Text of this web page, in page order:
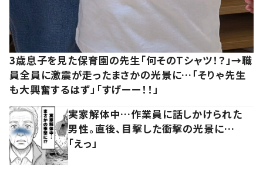
3歳息子を見た保育園の先生「何そのTシャツ！？」→職
員全員に激震が走ったまさかの光景に…「そりゃ先生
も大興奮するはず」「すげーー！！」
実家解体中…作業員に話しかけられた
男性。直後、目撃した衝撃の光景に…
「えっ」